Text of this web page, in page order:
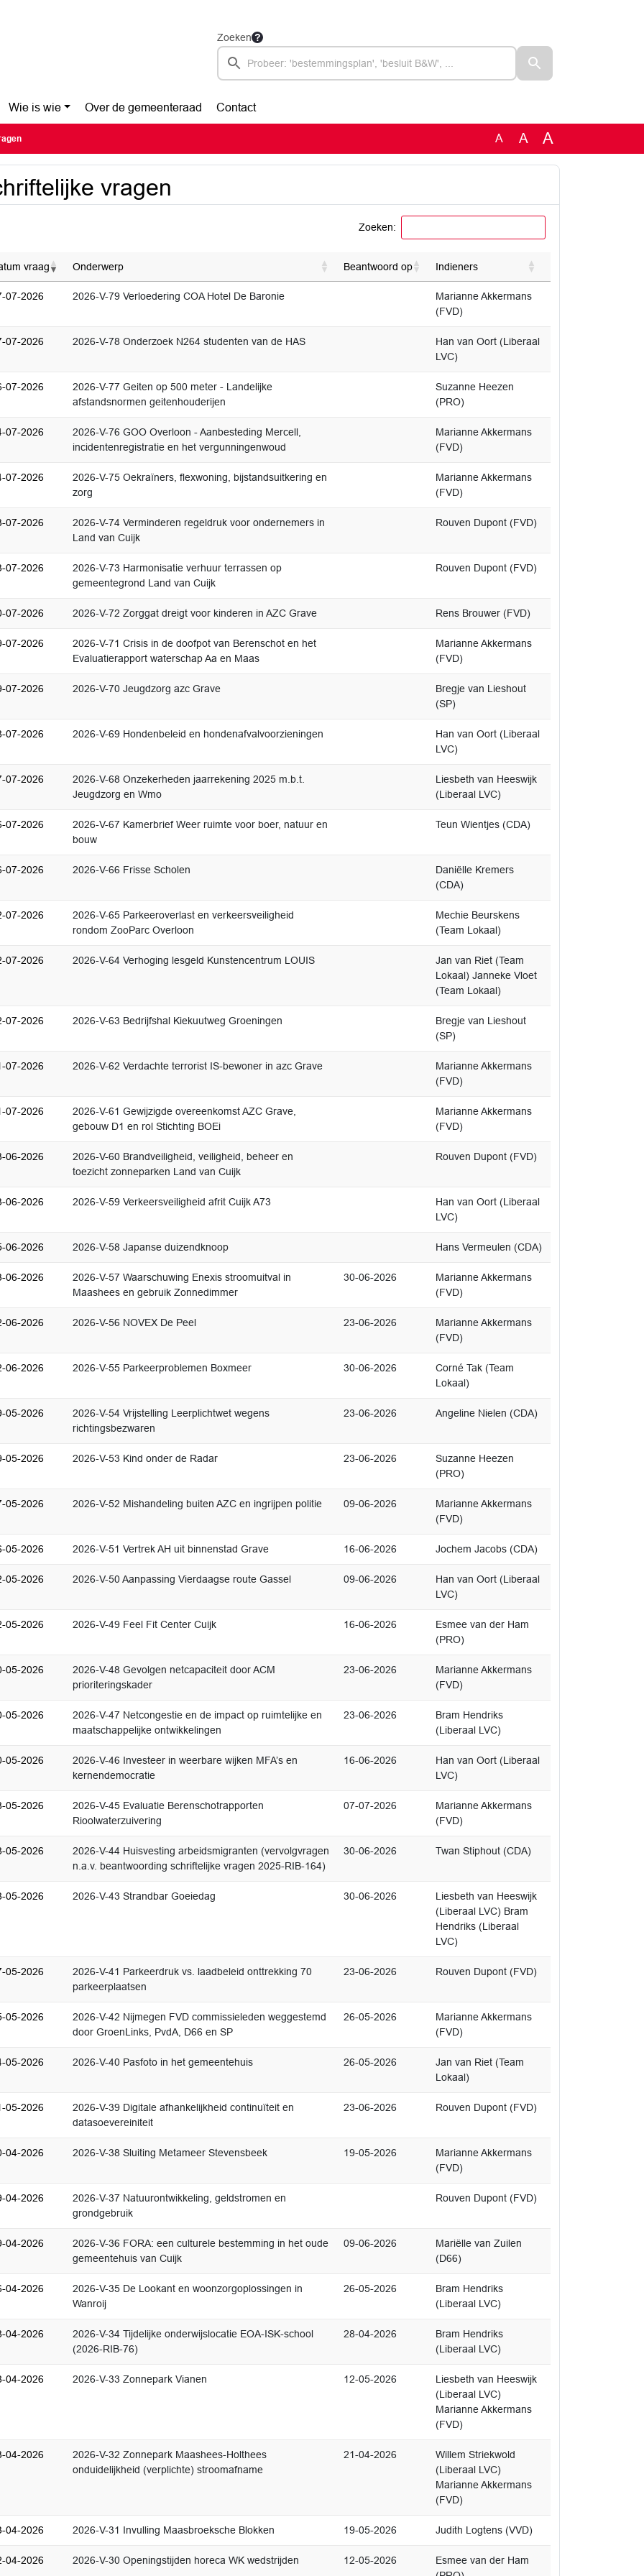
Zoeken
Wie is wie Over de gemeenteraad Contact
A A A
vragen
Zoeken:
vraag Onderwerp Beantwoord op Indieners
07-2026 2026-V-79 Verloedering COA Hotel De Baronie
Marianne Akkermans
(FVD)
07-2026 2026-V-78 Onderzoek N264 studenten van de HAS
Han van Oort (Liberaal
LVC)
07-2026
2026-V-77 Geiten op 500 meter - Landelijke
afstandsnormen geitenhouderijen
Suzanne Heezen
(PRO)
07-2026
2026-V-76 GOO Overloon - Aanbesteding Mercell,
incidentenregistratie en het vergunningenwoud
Marianne Akkermans
(FVD)
07-2026
2026-V-75 Oekraïners, flexwoning, bijstandsuitkering en
zorg
Marianne Akkermans
(FVD)
07-2026
2026-V-74 Verminderen regeldruk voor ondernemers in
Land van Cuijk
Rouven Dupont (FVD)
07-2026
2026-V-73 Harmonisatie verhuur terrassen op
gemeentegrond Land van Cuijk
Rouven Dupont (FVD)
07-2026 2026-V-72 Zorggat dreigt voor kinderen in AZC Grave Rens Brouwer (FVD)
07-2026
2026-V-71 Crisis in de doofpot van Berenschot en het
Evaluatierapport waterschap Aa en Maas
Marianne Akkermans
(FVD)
07-2026 2026-V-70 Jeugdzorg azc Grave
Bregje van Lieshout
(SP)
07-2026 2026-V-69 Hondenbeleid en hondenafvalvoorzieningen
Han van Oort (Liberaal
LVC)
07-2026
2026-V-68 Onzekerheden jaarrekening 2025 m.b.t.
Jeugdzorg en Wmo
Liesbeth van Heeswijk
(Liberaal LVC)
07-2026
2026-V-67 Kamerbrief Weer ruimte voor boer, natuur en
bouw
Teun Wientjes (CDA)
07-2026 2026-V-66 Frisse Scholen
Daniëlle Kremers
(CDA)
07-2026
2026-V-65 Parkeeroverlast en verkeersveiligheid
rondom ZooParc Overloon
Mechie Beurskens
(Team Lokaal)
07-2026 2026-V-64 Verhoging lesgeld Kunstencentrum LOUIS
Jan van Riet (Team
Lokaal) Janneke Vloet
(Team Lokaal)
07-2026 2026-V-63 Bedrijfshal Kiekuutweg Groeningen
Bregje van Lieshout
(SP)
07-2026 2026-V-62 Verdachte terrorist IS-bewoner in azc Grave
Marianne Akkermans
(FVD)
07-2026
2026-V-61 Gewijzigde overeenkomst AZC Grave,
gebouw D1 en rol Stichting BOEi
Marianne Akkermans
(FVD)
06-2026
2026-V-60 Brandveiligheid, veiligheid, beheer en
toezicht zonneparken Land van Cuijk
Rouven Dupont (FVD)
06-2026 2026-V-59 Verkeersveiligheid afrit Cuijk A73
Han van Oort (Liberaal
LVC)
06-2026 2026-V-58 Japanse duizendknoop Hans Vermeulen (CDA)
06-2026
2026-V-57 Waarschuwing Enexis stroomuitval in
Maashees en gebruik Zonnedimmer
30-06-2026
Marianne Akkermans
(FVD)
06-2026 2026-V-56 NOVEX De Peel 23-06-2026
Marianne Akkermans
(FVD)
06-2026 2026-V-55 Parkeerproblemen Boxmeer 30-06-2026
Corné Tak (Team
Lokaal)
05-2026
2026-V-54 Vrijstelling Leerplichtwet wegens
richtingsbezwaren
23-06-2026 Angeline Nielen (CDA)
05-2026 2026-V-53 Kind onder de Radar 23-06-2026
Suzanne Heezen
(PRO)
05-2026 2026-V-52 Mishandeling buiten AZC en ingrijpen politie 09-06-2026
Marianne Akkermans
(FVD)
05-2026 2026-V-51 Vertrek AH uit binnenstad Grave 16-06-2026 Jochem Jacobs (CDA)
05-2026 2026-V-50 Aanpassing Vierdaagse route Gassel 09-06-2026
Han van Oort (Liberaal
LVC)
05-2026 2026-V-49 Feel Fit Center Cuijk 16-06-2026
Esmee van der Ham
(PRO)
05-2026
2026-V-48 Gevolgen netcapaciteit door ACM
prioriteringskader
23-06-2026
Marianne Akkermans
(FVD)
05-2026
2026-V-47 Netcongestie en de impact op ruimtelijke en
maatschappelijke ontwikkelingen
23-06-2026
Bram Hendriks
(Liberaal LVC)
05-2026
2026-V-46 Investeer in weerbare wijken MFA’s en
kernendemocratie
16-06-2026
Han van Oort (Liberaal
LVC)
05-2026
2026-V-45 Evaluatie Berenschotrapporten
Rioolwaterzuivering
07-07-2026
Marianne Akkermans
(FVD)
05-2026
2026-V-44 Huisvesting arbeidsmigranten (vervolgvragen
n.a.v. beantwoording schriftelijke vragen 2025-RIB-164)
30-06-2026 Twan Stiphout (CDA)
05-2026 2026-V-43 Strandbar Goeiedag 30-06-2026
Liesbeth van Heeswijk
(Liberaal LVC) Bram
Hendriks (Liberaal
LVC)
05-2026
2026-V-41 Parkeerdruk vs. laadbeleid onttrekking 70
parkeerplaatsen
23-06-2026 Rouven Dupont (FVD)
05-2026
2026-V-42 Nijmegen FVD commissieleden weggestemd
door GroenLinks, PvdA, D66 en SP
26-05-2026
Marianne Akkermans
(FVD)
05-2026 2026-V-40 Pasfoto in het gemeentehuis 26-05-2026
Jan van Riet (Team
Lokaal)
05-2026
2026-V-39 Digitale afhankelijkheid continuïteit en
datasoevereiniteit
23-06-2026 Rouven Dupont (FVD)
04-2026 2026-V-38 Sluiting Metameer Stevensbeek 19-05-2026
Marianne Akkermans
(FVD)
04-2026
2026-V-37 Natuurontwikkeling, geldstromen en
grondgebruik
Rouven Dupont (FVD)
04-2026
2026-V-36 FORA: een culturele bestemming in het oude
gemeentehuis van Cuijk
09-06-2026
Mariëlle van Zuilen
(D66)
04-2026
2026-V-35 De Lookant en woonzorgoplossingen in
Wanroij
26-05-2026
Bram Hendriks
(Liberaal LVC)
04-2026
2026-V-34 Tijdelijke onderwijslocatie EOA-ISK-school
(2026-RIB-76)
28-04-2026
Bram Hendriks
(Liberaal LVC)
04-2026 2026-V-33 Zonnepark Vianen 12-05-2026
Liesbeth van Heeswijk
(Liberaal LVC)
Marianne Akkermans
(FVD)
04-2026
2026-V-32 Zonnepark Maashees-Holthees
onduidelijkheid (verplichte) stroomafname
21-04-2026
Willem Striekwold
(Liberaal LVC)
Marianne Akkermans
(FVD)
04-2026 2026-V-31 Invulling Maasbroeksche Blokken 19-05-2026 Judith Logtens (VVD)
04-2026 2026-V-30 Openingstijden horeca WK wedstrijden 12-05-2026
Esmee van der Ham